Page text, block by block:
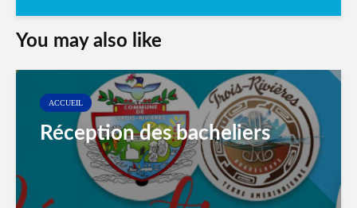
You may also like
ACCUEIL
Réception des bacheliers